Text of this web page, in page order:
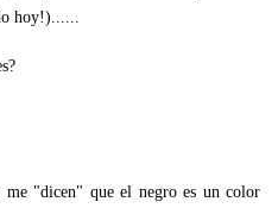
hoy!)......
me "dicen" que el negro es un color